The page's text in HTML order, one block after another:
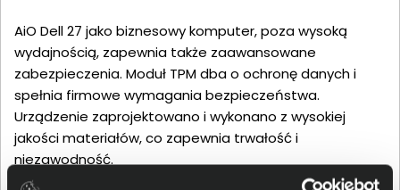
AiO Dell 27 jako biznesowy komputer, poza wysoką
wydajnością, zapewnia także zaawansowane
zabezpieczenia. Moduł TPM dba o ochronę danych i
spełnia firmowe wymagania bezpieczeństwa.
Urządzenie zaprojektowano i wykonano z wysokiej
jakości materiałów, co zapewnia trwałość i
niezawodność.